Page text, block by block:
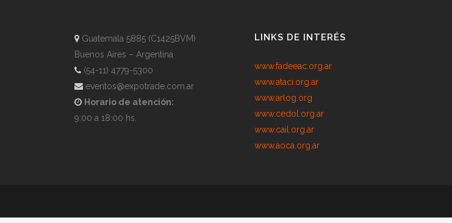
Guatemala 5885 (C1425BVM)
Buenos Aires – Argentina
(54-11) 4779-5300
eventos@expotrade.com.ar
Horario de atención:
9:00 a 18:00 hs.
LINKS DE INTERÉS
www.fadeeac.org.ar
www.ataci.org.ar
www.arlog.org
www.cedol.org.ar
www.cail.org.ar
www.aoca.org.ar